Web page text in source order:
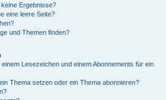
Ergebnisse?
eine leere Seite?
und Themen finden?
Lesezeichen und einem Abonnements für ein
Thema setzen oder ein Thema abonnieren?